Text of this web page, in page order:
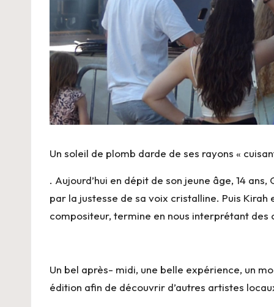
Un soleil de plomb darde de ses rayons «
. Aujourd’hui en dépit de son jeune âge, 14 ans,
par la justesse de sa voix cristalline. Puis Kirah
compositeur, termine en nous interprétant des
Un bel après- midi, une belle expérience, un
édition afin de découvrir d’autres artistes